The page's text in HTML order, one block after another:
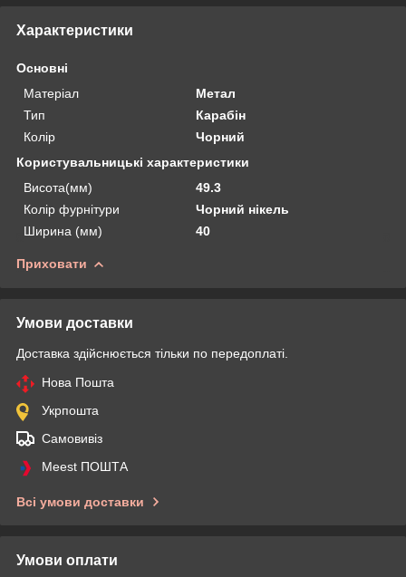
Характеристики
Основні
Матеріал
Метал
Тип
Карабін
Колір
Чорний
Користувальницькі характеристики
Висота(мм)
49.3
Колір фурнітури
Чорний нікель
Ширина (мм)
40
Приховати
Умови доставки
Доставка здійснюється тільки по передоплаті.
Нова Пошта
Укрпошта
Самовивіз
Meest ПОШТА
Всі умови доставки
Умови оплати